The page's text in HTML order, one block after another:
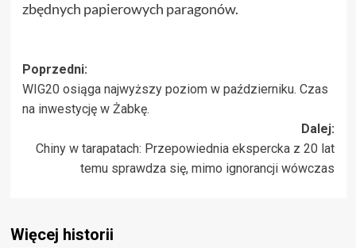
zbędnych papierowych paragonów.
Zobacz
wpisy
Poprzedni:
WIG20 osiąga najwyższy poziom w październiku. Czas
na inwestycję w Żabkę.
Dalej:
Chiny w tarapatach: Przepowiednia ekspercka z 20 lat
temu sprawdza się, mimo ignorancji wówczas
Więcej historii